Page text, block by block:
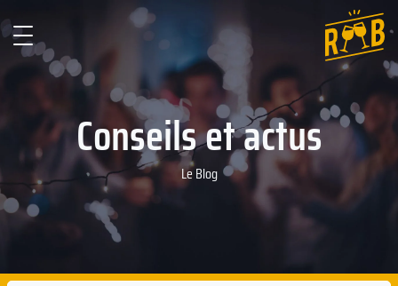
Conseils et actus
Le Blog